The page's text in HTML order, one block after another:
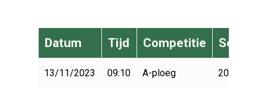
Datum Tijd Competitie Seizoen
13/11/2023 09:10 A-ploeg 2023-2024